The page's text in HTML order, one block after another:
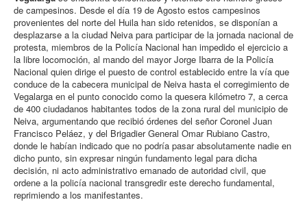
de campesinos. Desde el día 19 de Agosto estos campesinos
provenientes del norte del Huila han sido retenidos, se disponían a
desplazarse a la ciudad Neiva para participar de la jornada nacional de
protesta, miembros de la Policía Nacional han impedido el ejercicio a
la libre locomoción, al mando del mayor Jorge Ibarra de la Policía
Nacional quien dirige el puesto de control establecido entre la vía que
conduce de la cabecera municipal de Neiva hasta el corregimiento de
Vegalarga en el punto conocido como la quesera kilómetro 7, a cerca
de 400 ciudadanos habitantes todos de la zona rural del municipio de
Neiva, argumentando que recibió órdenes del señor Coronel Juan
Francisco Peláez, y del Brigadier General Omar Rubiano Castro,
donde le habían indicado que no podría pasar absolutamente nadie en
dicho punto, sin expresar ningún fundamento legal para dicha
decisión, ni acto administrativo emanado de autoridad civil, que
ordene a la policía nacional transgredir este derecho fundamental,
reprimiendo a los manifestantes.